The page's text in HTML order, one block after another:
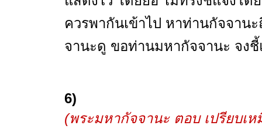
ควรพากันเข้าไป หาท่านกัจจาน
จานะดู ขอท่านมหากัจจานะ จงชี้
6)
(พระมหากัจจานะ ตอบ เปรียบเ